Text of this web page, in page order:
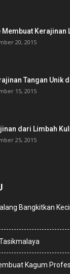
Membuat Kerajinan
20, 2015
Tangan Unik
15, 2015
dari Limbah
25, 2015
Bangkitkan
Kagum